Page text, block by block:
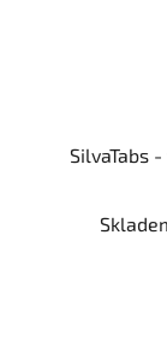
SilvaTabs